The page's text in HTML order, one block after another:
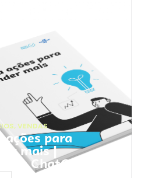
, VENDAS
ações para
mais |
ChatGPT